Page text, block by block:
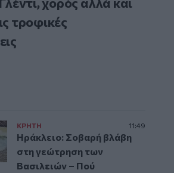
τροφικές
ΚΡΗΤΗ 11:49
Ηράκλειο: Σοβαρή βλάβη
στη γεώτρηση των
Βασιλειών – Πού